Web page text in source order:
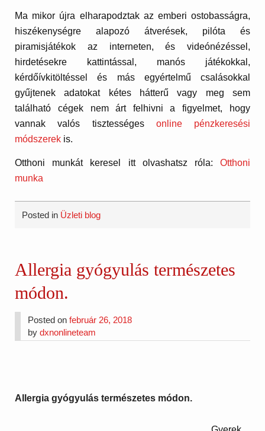
Ma mikor újra elharapodztak az emberi ostobasságra,
hiszékenységre alapozó átverések, pilóta és
piramisjátékok az interneten, és videónézéssel,
hirdetésekre kattintással, manós játékokkal,
kérdőívkitöltéssel és más egyértelmű csalásokkal
gyűjtenek adatokat kétes hátterű vagy meg sem
található cégek nem árt felhivni a figyelmet, hogy
vannak valós tisztességes online pénzkeresési
módszerek is.
Otthoni munkát keresel itt olvashatsz róla: Otthoni
munka
Posted in Üzleti blog
Allergia gyógyulás természetes
módon.
Posted onfebruár 26, 2018
bydxnonlineteam
Allergia gyógyulás természetes módon.